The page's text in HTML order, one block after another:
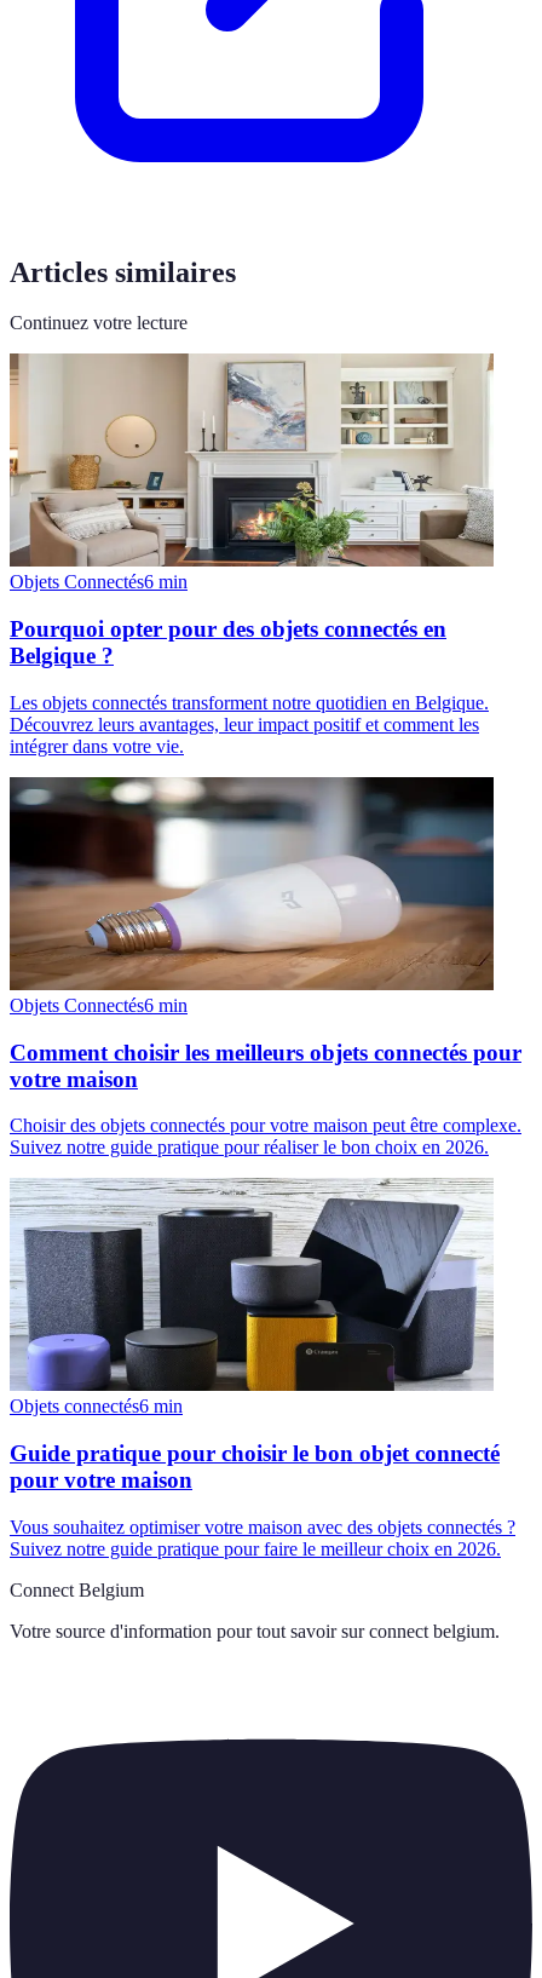
Articles similaires
Continuez votre lecture
Objets Connectés6 min
Pourquoi opter pour des objets connectés en
Belgique ?
Les objets connectés transforment notre quotidien en Belgique.
Découvrez leurs avantages, leur impact positif et comment les
intégrer dans votre vie.
Objets Connectés6 min
Comment choisir les meilleurs objets connectés pour
votre maison
Choisir des objets connectés pour votre maison peut être complexe.
Suivez notre guide pratique pour réaliser le bon choix en 2026.
Objets connectés6 min
Guide pratique pour choisir le bon objet connecté
pour votre maison
Vous souhaitez optimiser votre maison avec des objets connectés ?
Suivez notre guide pratique pour faire le meilleur choix en 2026.
Connect Belgium
Votre source d'information pour tout savoir sur connect belgium.